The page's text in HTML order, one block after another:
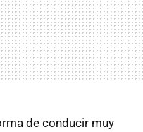
de conducir muy